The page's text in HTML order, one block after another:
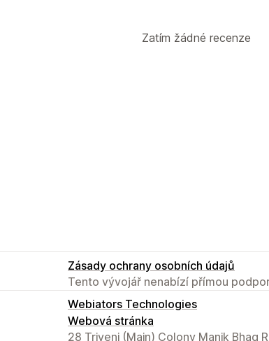
Zatím žádné recenze
Zásady ochrany osobních údajů
Tento vývojář nenabízí přímou
Webiators Technologies
Webová stránka
28 Triveni (Main) Colony Manik Bhag